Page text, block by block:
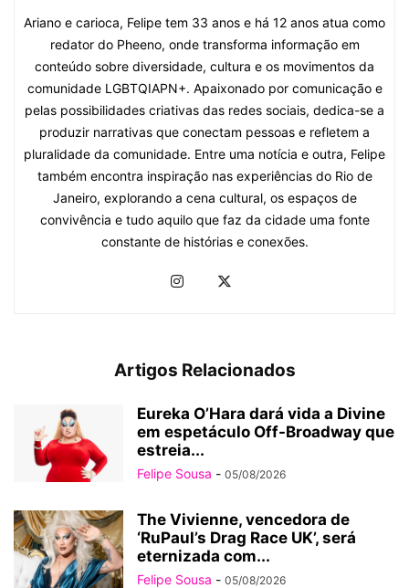
Ariano e carioca, Felipe tem 33 anos e há 12 anos atua como
redator do Pheeno, onde transforma informação em
conteúdo sobre diversidade, cultura e os movimentos da
comunidade LGBTQIAPN+. Apaixonado por comunicação e
pelas possibilidades criativas das redes sociais, dedica-se a
produzir narrativas que conectam pessoas e refletem a
pluralidade da comunidade. Entre uma notícia e outra, Felipe
também encontra inspiração nas experiências do Rio de
Janeiro, explorando a cena cultural, os espaços de
convivência e tudo aquilo que faz da cidade uma fonte
constante de histórias e conexões.
Artigos Relacionados
Eureka O’Hara dará vida a Divine
em espetáculo Off-Broadway que
estreia...
Felipe Sousa - 05/08/2026
The Vivienne, vencedora de
‘RuPaul’s Drag Race UK’, será
eternizada com...
Felipe Sousa - 05/08/2026